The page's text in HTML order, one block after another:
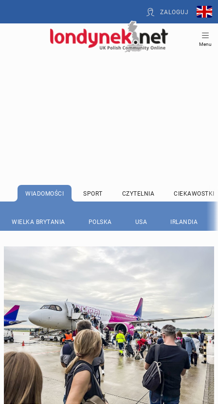
ZALOGUJ
Menu
WIADOMOŚCI SPORT CZYTELNIA CIEKAWOSTKI
WIELKA BRYTANIA POLSKA USA IRLANDIA